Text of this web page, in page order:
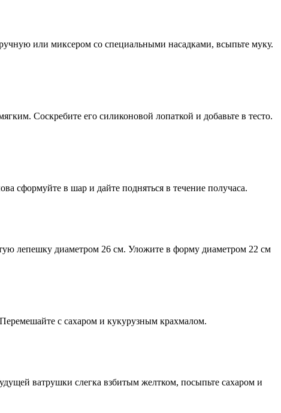
или миксером со специальными насадками, всыпьте муку.
Соскребите его силиконовой лопаткой и добавьте в тесто.
сформуйте в шар и дайте подняться в течение получаса.
лепешку диаметром 26 см. Уложите в форму диаметром 22 см
с сахаром и кукурузным крахмалом.
ватрушки слегка взбитым желтком, посыпьте сахаром и